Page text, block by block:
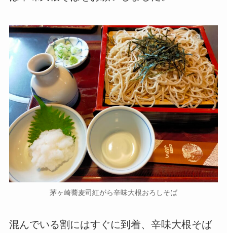
茅ヶ崎蕎麦司紅がら辛味大根おろしそば
混んでいる割にはすぐに到着、辛味大根そば